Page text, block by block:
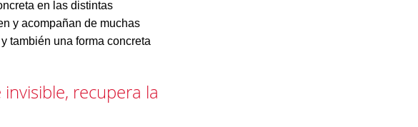
en las distintas
y acompañan de muchas
también una forma concreta
recupera la